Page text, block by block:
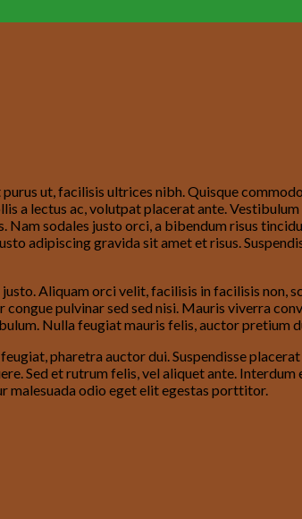
ut, facilisis ultrices nibh. Quisque
a lectus ac, volutpat placerat ante.
sodales justo orci, a bibendum risus
adipiscing gravida sit amet et risus.
Aliquam orci velit, facilisis in facilisis non,
pulvinar sed sed nisi. Mauris viverra
Nulla feugiat mauris felis, auctor pretium
pharetra auctor dui. Suspendisse
Sed et rutrum felis, vel aliquet ante. Interdum
malesuada odio eget elit egestas porttitor.